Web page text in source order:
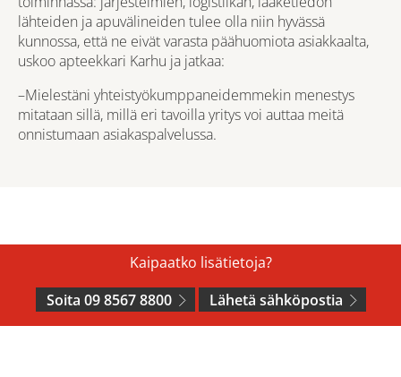
lähteiden ja apuvälineiden tulee olla niin hyvässä
kunnossa, että ne eivät varasta päähuomiota asiakkaalta,
uskoo apteekkari Karhu ja jatkaa:
–Mielestäni yhteistyökumppaneidemmekin menestys
mitataan sillä, millä eri tavoilla yritys voi auttaa meitä
onnistumaan asiakaspalvelussa.
Kaipaatko lisätietoja?
Soita 09 8567 8800
Lähetä sähköpostia